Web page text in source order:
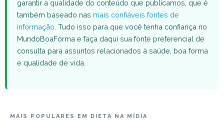
garantir a qualidade do conteúdo que publicamos, que é
também baseado nas mais confiáveis fontes de
informação . Tudo isso para que você tenha confiança no
MundoBoaForma e faça daqui sua fonte preferencial de
consulta para assuntos relacionados à saúde, boa forma
e qualidade de vida.
MAIS POPULARES EM DIETA NA MÍDIA